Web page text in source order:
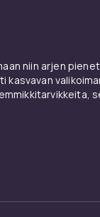
yhtä lailla
niin arjen pienet
kasvavan